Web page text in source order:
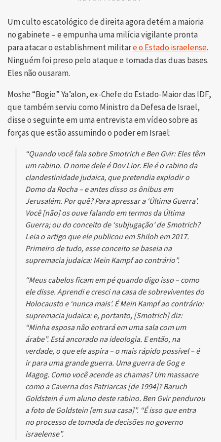
Um culto escatológico de direita agora detém a maioria
no gabinete – e empunha uma milícia vigilante pronta
para atacar o establishment militare o Estado israelense.
Ninguém foi preso pelo ataque e tomada das duas bases.
Eles não ousaram.
Moshe “Bogie” Ya’alon, ex-Chefe do Estado-Maior das IDF,
que também serviu como Ministro da Defesa de Israel,
disse o seguinte em uma entrevista em vídeo sobre as
forças que estão assumindo o poder em Israel:
“Quando você fala sobre Smotrich e Ben Gvir: Eles têm
um rabino. O nome dele é Dov Lior. Ele é o rabino da
clandestinidade judaica, que pretendia explodir o
Domo da Rocha – e antes disso os ônibus em
Jerusalém. Por quê? Para apressar a ‘Última Guerra’.
Você [não] os ouve falando em termos da Última
Guerra; ou do conceito de ‘subjugação’ de Smotrich?
Leia o artigo que ele publicou em Shiloh em 2017.
Primeiro de tudo, esse conceito se baseia na
supremacia judaica: Mein Kampf ao contrário”.
“Meus cabelos ficam em pé quando digo isso – como
ele disse. Aprendi e cresci na casa de sobreviventes do
Holocausto e ‘nunca mais’. É Mein Kampf ao contrário:
supremacia judaica: e, portanto, [Smotrich] diz:
“Minha esposa não entrará em uma sala com um
árabe”. Está ancorado na ideologia. E então, na
verdade, o que ele aspira – o mais rápido possível – é
ir para uma grande guerra. Uma guerra de Gog e
Magog. Como você acende as chamas? Um massacre
como a Caverna dos Patriarcas [de 1994]? Baruch
Goldstein é um aluno deste rabino. Ben Gvir pendurou
a foto de Goldstein [em sua casa]”. “É isso que entra
no processo de tomada de decisões no governo
israelense”.